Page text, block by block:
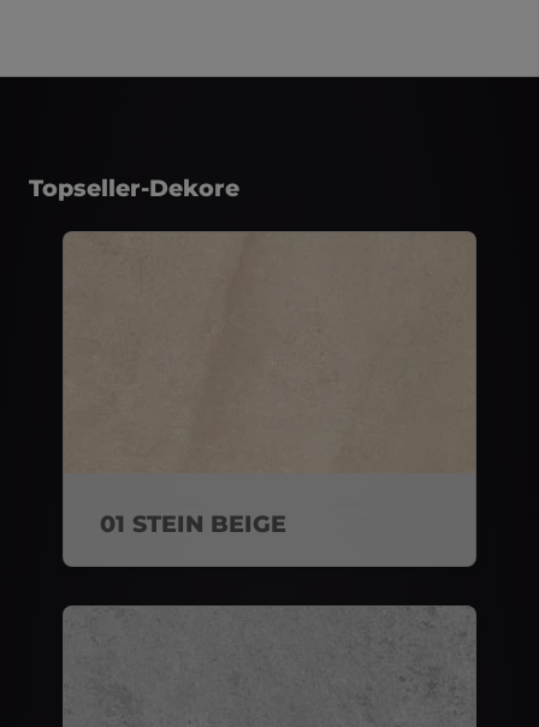
Topseller-Dekore
01 STEIN BEIGE